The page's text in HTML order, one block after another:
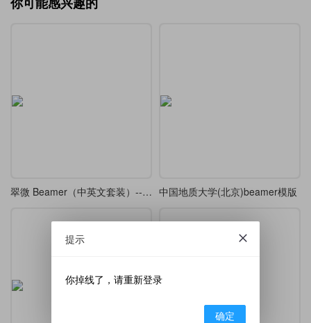
翠微 Beamer（中英文套装）---A Green Mountains Beamer Theme 中国地质大学(北京)beamer模版
提示
你掉线了，请重新登录
确定